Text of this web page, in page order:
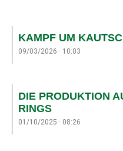
KAMPF UM
09/03/2026 10:03
DIE PRODUKTION
01/10/2025 08:26